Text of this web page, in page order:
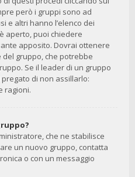
però i gruppi sono ad
e altri hanno l’elenco dei
aperto, puoi chiedere
apposito. Dovrai ottenere
gruppo, che potrebbe
Se il leader di un gruppo
di non assillarlo:
ragioni.
che ne stabilisce
un nuovo gruppo, contatta
o con un messaggio